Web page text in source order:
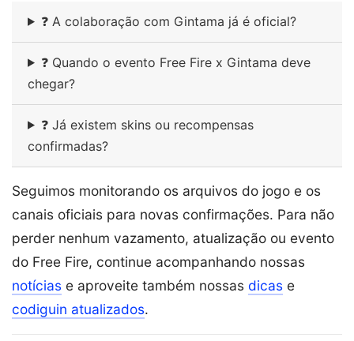
❓ A colaboração com Gintama já é oficial?
❓ Quando o evento Free Fire x Gintama deve
chegar?
❓ Já existem skins ou recompensas
confirmadas?
Seguimos monitorando os arquivos do jogo e os
canais oficiais para novas confirmações. Para não
perder nenhum vazamento, atualização ou evento
do Free Fire, continue acompanhando nossas
notícias e aproveite também nossas dicas e
codiguin atualizados.